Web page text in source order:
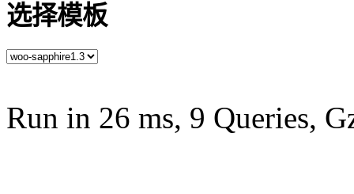
选择模板
Run in 26 ms, 9 Queries,